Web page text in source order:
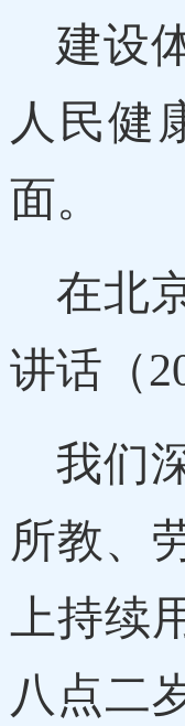
建设
人民健
面。
在北
讲话（
我们
所教、
上持
八点二